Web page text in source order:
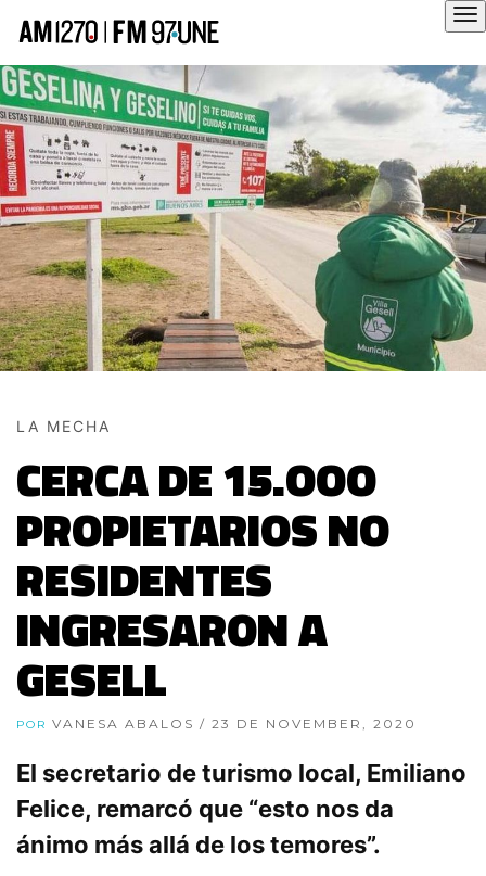
LA MECHA
CERCA DE 15.OOO
PROPIETARIOS NO
RESIDENTES
INGRESARON A
GESELL
POR VANESA ABALOS / 23 DE NOVEMBER, 2020
El secretario de turismo local, Emiliano
Felice, remarcó que “esto nos da
ánimo más allá de los temores”.